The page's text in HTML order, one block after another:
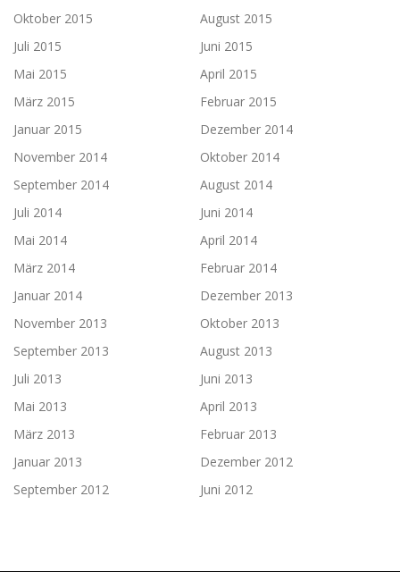
Oktober 2015
August 2015
Juli 2015
Juni 2015
Mai 2015
April 2015
März 2015
Februar 2015
Januar 2015
Dezember 2014
November 2014
Oktober 2014
September 2014
August 2014
Juli 2014
Juni 2014
Mai 2014
April 2014
März 2014
Februar 2014
Januar 2014
Dezember 2013
November 2013
Oktober 2013
September 2013
August 2013
Juli 2013
Juni 2013
Mai 2013
April 2013
März 2013
Februar 2013
Januar 2013
Dezember 2012
September 2012
Juni 2012